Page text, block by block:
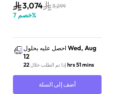
عدسة باور زوم 16–50mm
| أسود
3,074 3,299
خصم 7 %
احصل عليه بحلول Wed, Aug
12
إذا تم الطلب خلال 22 hrs 51 mins
أضف إلى السلة